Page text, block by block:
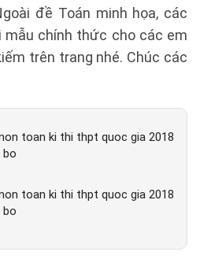
đề Toán minh họa, các
mẫu chính thức cho các em
trên trang nhé. Chúc các
toan ki thi thpt quoc gia 2018
bo
toan ki thi thpt quoc gia 2018
bo